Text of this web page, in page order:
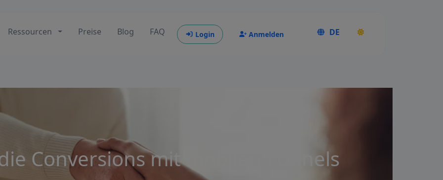
Ressourcen Preise Blog FAQ Login Anmelden DE
Conversions mit mobilen Funnels